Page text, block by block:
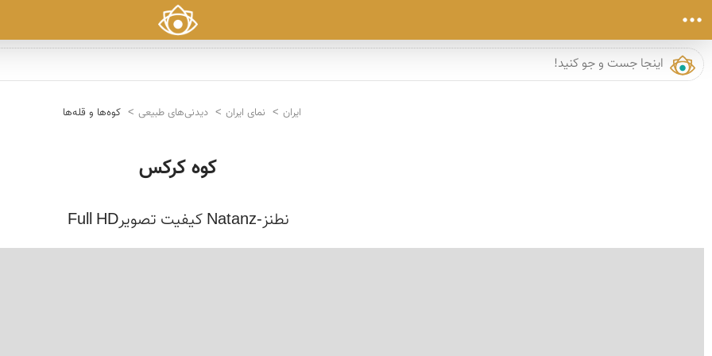
ایران نمای ایران دیدنی‌های طبیعی کوه‌ها و قله‌ها
کوه کرکس
نطنز-Natanz کیفیت تصویرFull HD